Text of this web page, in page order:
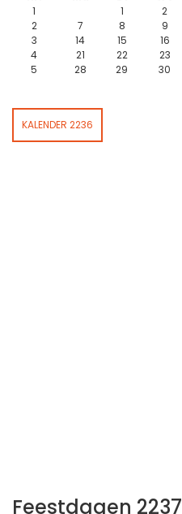
1
1 2
2
7 8 9
3
14 15 16
4
21 22 23
5
28 29 30
KALENDER 2236
Feestdagen 2237